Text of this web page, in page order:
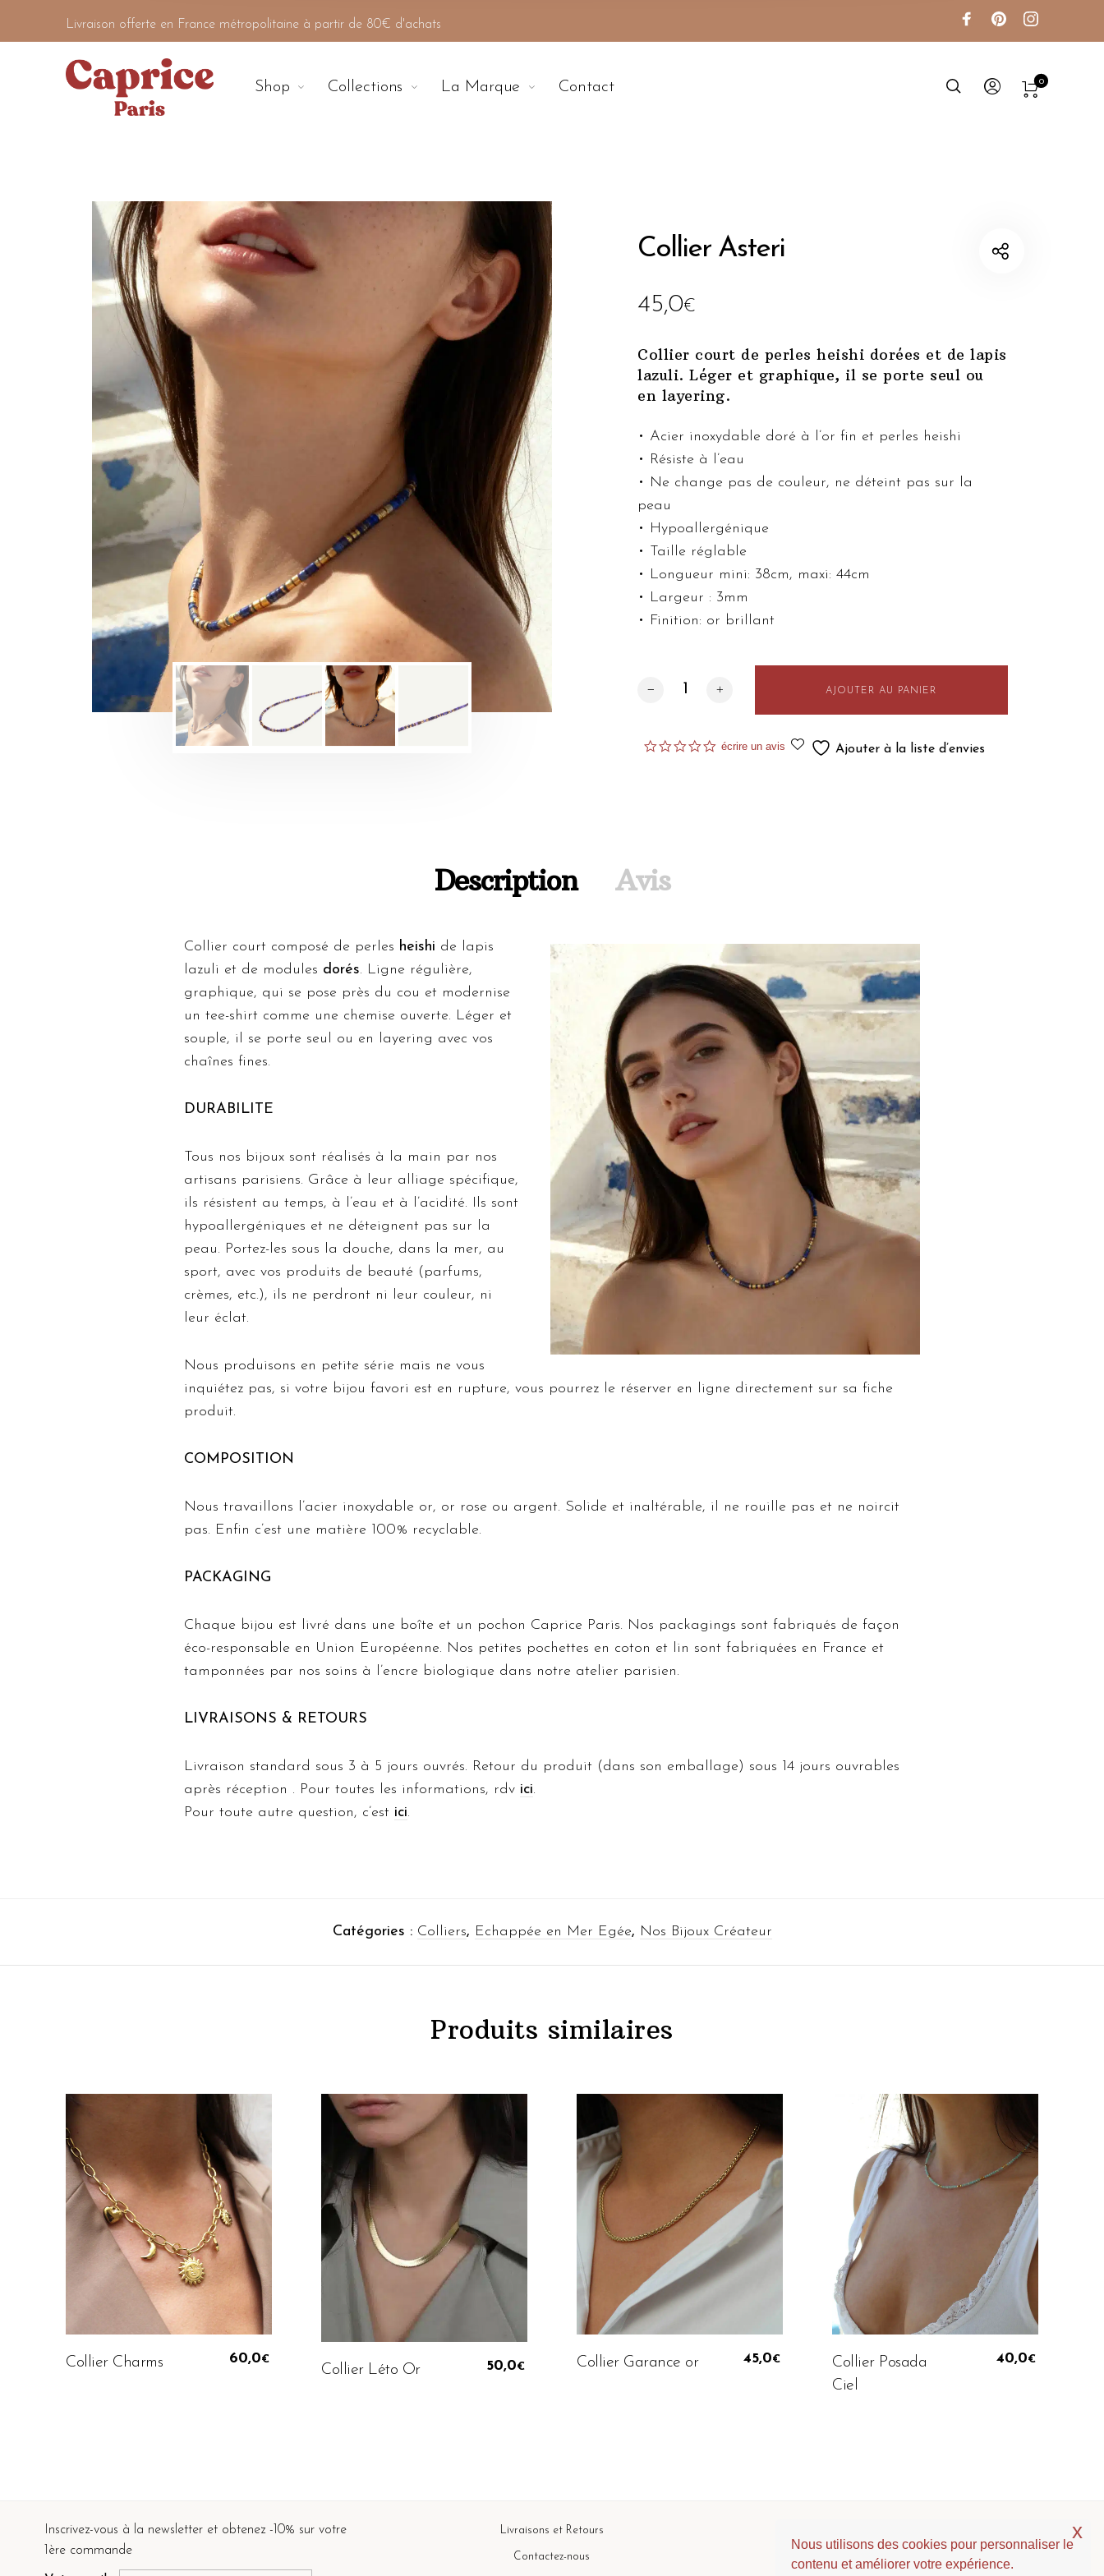
Livraison offerte en France métropolitaine à partir de 80€ d'achats
Shop Collections La Marque Contact 0
Collier Asteri
45,0€
Collier court de perles heishi dorées et de lapis
lazuli. Léger et graphique, il se porte seul ou
en layering.
• Acier inoxydable doré à l’or fin et perles heishi
• Résiste à l’eau
• Ne change pas de couleur, ne déteint pas sur la
peau
• Hypoallergénique
• Taille réglable
• Longueur mini: 38cm, maxi: 44cm
• Largeur : 3mm
• Finition: or brillant
quantité de Collier Asteri
AJOUTER AU PANIER
0.0
écrire un avis Ajouter à la liste d’envies
Description Avis
Collier court composé de perles heishi de lapis
lazuli et de modules dorés. Ligne régulière,
graphique, qui se pose près du cou et modernise
un tee-shirt comme une chemise ouverte. Léger et
souple, il se porte seul ou en layering avec vos
chaînes fines.
DURABILITE
Tous nos bijoux sont réalisés à la main par nos
artisans parisiens. Grâce à leur alliage spécifique,
ils résistent au temps, à l’eau et à l’acidité. Ils sont
hypoallergéniques et ne déteignent pas sur la
peau. Portez-les sous la douche, dans la mer, au
sport, avec vos produits de beauté (parfums,
crèmes, etc.), ils ne perdront ni leur couleur, ni
leur éclat.
Nous produisons en petite série mais ne vous
inquiétez pas, si votre bijou favori est en rupture, vous pourrez le réserver en ligne directement sur sa fiche
produit.
COMPOSITION
Nous travaillons l’acier inoxydable or, or rose ou argent. Solide et inaltérable, il ne rouille pas et ne noircit
pas. Enfin c’est une matière 100% recyclable.
PACKAGING
Chaque bijou est livré dans une boîte et un pochon Caprice Paris. Nos packagings sont fabriqués de façon
éco-responsable en Union Européenne. Nos petites pochettes en coton et lin sont fabriquées en France et
tamponnées par nos soins à l’encre biologique dans notre atelier parisien.
LIVRAISONS & RETOURS
Livraison standard sous 3 à 5 jours ouvrés. Retour du produit (dans son emballage) sous 14 jours ouvrables
après réception . Pour toutes les informations, rdv ici.
Pour toute autre question, c’est ici.
Catégories : Colliers, Echappée en Mer Egée, Nos Bijoux Créateur
Produits similaires
Collier Charms 60,0€
Collier Léto Or 50,0€ Collier Garance or 45,0€
Collier Posada
Ciel
40,0€
Inscrivez-vous à la newsletter et obtenez -10% sur votre
1ère commande
Livraisons et Retours
Contactez-nous Mentions Légales et CGV
Nous utilisons des cookies pour personnaliser le
contenu et améliorer votre expérience.
x